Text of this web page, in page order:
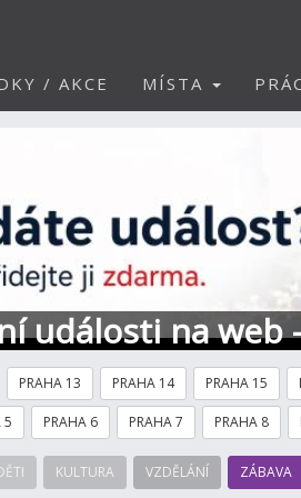
/ AKCE MÍSTA
události na web
PRAHA 13 PRAHA 14 PRAHA 15
5 PRAHA 6 PRAHA 7 PRAHA 8
KULTURA VZDĚLÁNÍ ZÁBAVA